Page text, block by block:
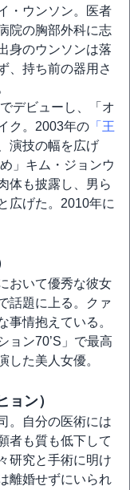
・ウンソン。医者
院の胸部外科に志
身のウンソンは落
、持ち前の器用さ
デビューし、「オ
ク。2003年の 「王
演技の幅を広げ
」キム・ジョンウ
体も披露し、男ら
広げた。2010年に
おいて優秀な彼女
話題に上る。クァ
事情抱えている。
ョン70’S」で最高
した美人女優。
ン）
。自分の医術には
者も質も低下して
研究と手術に明け
離婚せずにいられ